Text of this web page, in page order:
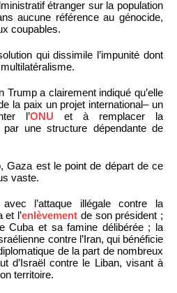
étranger sur la population
aucune référence au génocide,
coupables.
qui dissimile l’impunité dont
Trump a clairement indiqué qu’elle
la paix un projet international– un
l’ONU et à remplacer la
par une structure dépendante de
Gaza est le point de départ de ce
vaste.
l’attaque illégale contre la
et l’enlèvement de son président ;
Cuba et sa famine délibérée ; la
contre l’Iran, qui bénéficie
de la part de nombreux
d’Israël contre le Liban, visant à
territoire.